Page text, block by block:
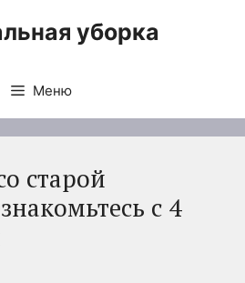
уборка
Меню
старой
с 4